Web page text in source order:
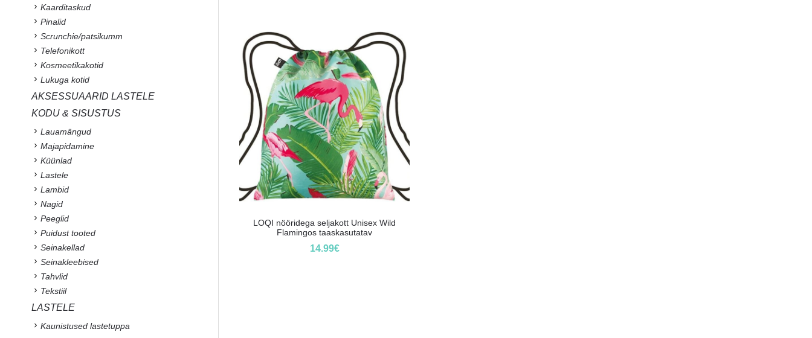
LOQI nööridega seljakott Unisex Wild
Flamingos taaskasutatav
14.99€
Kaarditaskud
Pinalid
Scrunchie/patsikumm
Telefonikott
Kosmeetikakotid
Lukuga kotid
AKSESSUAARID LASTELE
KODU & SISUSTUS
Lauamängud
Majapidamine
Küünlad
Lastele
Lambid
Nagid
Peeglid
Puidust tooted
Seinakellad
Seinakleebised
Tahvlid
Tekstiil
LASTELE
Kaunistused lastetuppa